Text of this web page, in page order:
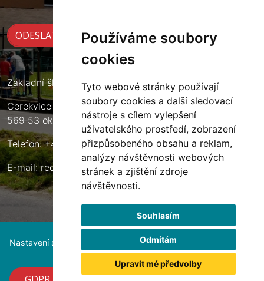
Používáme soubory
cookies
Tyto webové stránky používají
soubory cookies a další sledovací
nástroje s cílem vylepšení
uživatelského prostředí, zobrazení
přizpůsobeného obsahu a reklam,
analýzy návštěvnosti webových
stránek a zjištění zdroje
návštěvnosti.
Souhlasím
Odmítám
Upravit mé předvolby
Základní škola Cerekvice nad Loučnou
Cerekvice nad Loučnou 135
569 53 okres Svitavy
Telefon: +420 461 633 140
E-mail:reditel@zscerekvice.cz
Nastavení souborů cookie